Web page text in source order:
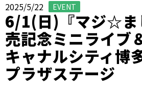
2025/5/22 EVENT
6/1(日)『マジ☆ま
売記念ミニライブ
キャナルシティ博
プラザステージ